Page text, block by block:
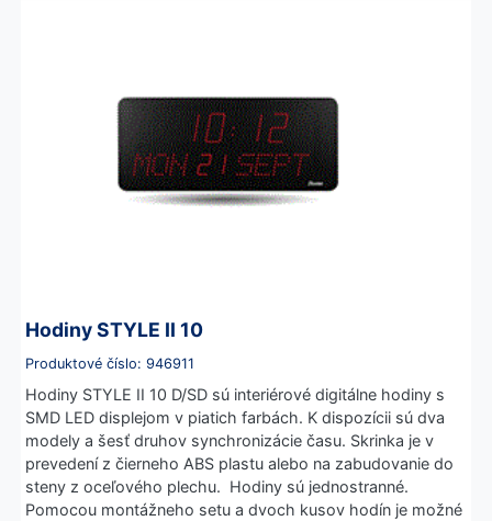
Hodiny STYLE II 10
Produktové číslo: 946911
Hodiny STYLE II 10 D/SD sú interiérové digitálne hodiny s
SMD LED displejom v piatich farbách. K dispozícii sú dva
modely a šesť druhov synchronizácie času. Skrinka je v
prevedení z čierneho ABS plastu alebo na zabudovanie do
steny z oceľového plechu. Hodiny sú jednostranné.
Pomocou montážneho setu a dvoch kusov hodín je možné